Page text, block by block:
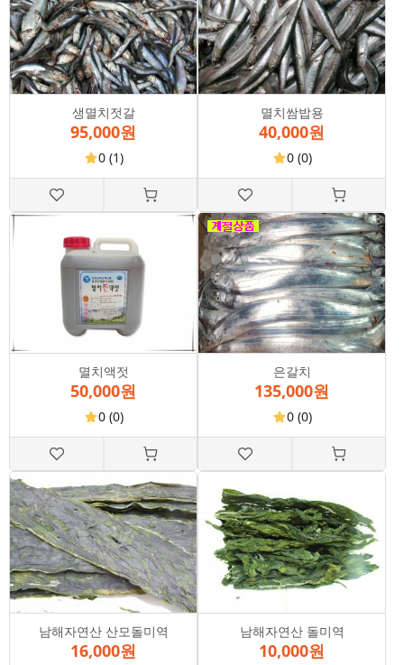
생멸치젓갈
95,000원
0 (1)
멸치쌈밥용
40,000원
0 (0)
멸치액젓
50,000원
0 (0)
은갈치
135,000원
0 (0)
남해자연산 산모돌미역
16,000원
남해자연산 돌미역
10,000원